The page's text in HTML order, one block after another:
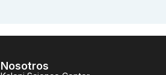
Nosotros